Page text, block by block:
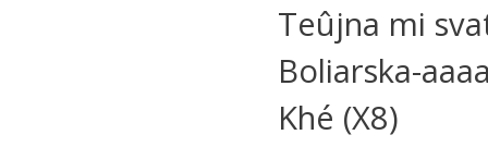
Teûjna mi
Boliarska-
Khé (X8)